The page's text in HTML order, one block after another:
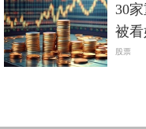
30
被
股票